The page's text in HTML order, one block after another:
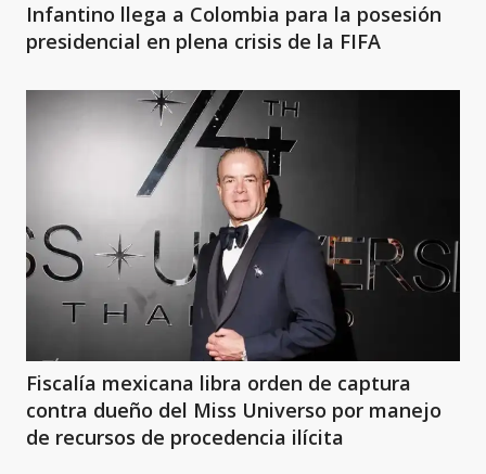
Infantino llega a Colombia para la posesión
presidencial en plena crisis de la FIFA
Fiscalía mexicana libra orden de captura
contra dueño del Miss Universo por manejo
de recursos de procedencia ilícita